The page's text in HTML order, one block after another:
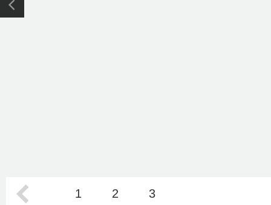
1 2 3